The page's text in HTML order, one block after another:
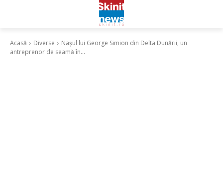
Acasă Diverse
Nașul lui George Simion din Delta Dunării, un
antreprenor de seamă în...